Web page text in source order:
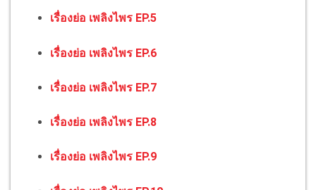
เรื่องย่อ เพลิงไพร EP.5
เรื่องย่อ เพลิงไพร EP.6
เรื่องย่อ เพลิงไพร EP.7
เรื่องย่อ เพลิงไพร EP.8
เรื่องย่อ เพลิงไพร EP.9